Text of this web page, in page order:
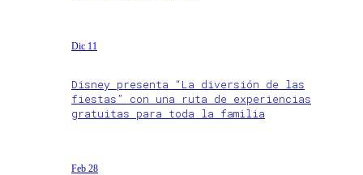
Dic 11
Disney presenta “La diversión de las
fiestas” con una ruta de experiencias
gratuitas para toda la familia
Feb 28